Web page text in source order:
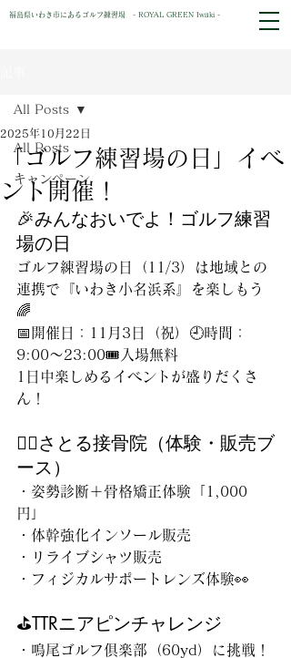
福島県いわき市にあるゴルフ練習場 - ROYAL GREEN Iwaki -
All Posts
キャンペーン
All Posts
「ゴルフ練習場の日」イベ
ント開催！
2025年10月22日
🎉みんなおいでよ！ゴルフ練習
場の日
ゴルフ練習場の日（11/3）は地域との
連携で『いわき小名浜系』を楽しもう
🌈
📅開催日：11月3日（祝）🕘時間：
9:00～23:00🎟️入場無料
1日中楽しめるイベントが盛りだくさ
ん！
🧍‍♂️さとる接骨院（体験・販売ブ
ース）
・姿勢診断＋骨格矯正体験「1,000
円」
・体幹強化インソール販売
・リライブシャツ販売
・フィジカルサポートレンズ体験👀
⛳TTRニアピンチャレンジ
・鳴尾ゴルフ倶楽部（60yd）に挑戦！